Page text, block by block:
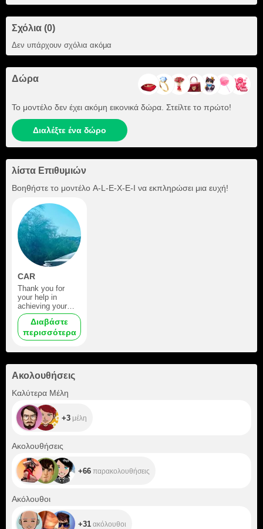
Σχόλια (0)
Δεν υπάρχουν σχόλια ακόμα
Δώρα
Το μοντέλο δεν έχει ακόμη εικονικά δώρα. Στείλτε το πρώτο!
Διαλέξτε ένα δώρο
λίστα Επιθυμιών
Βοηθήστε το μοντέλο A-L-E-X-E-I να εκπληρώσει μια ευχή!
CAR
Thank you for
your help in
achieving your
dream.
Διαβάστε
περισσότερα
Ακολουθήσεις
Καλύτερα Μέλη
+3
+3 μέλη
Ακολουθήσεις
+66 παρακολουθήσεις
Ακόλουθοι
+31 ακόλουθοι